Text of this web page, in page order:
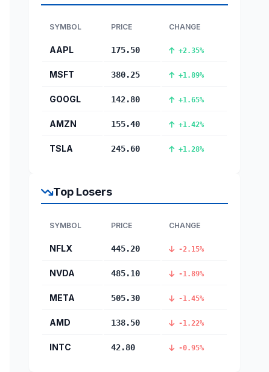
SYMBOL PRICE CHANGE
AAPL 175.50 +2.35%
MSFT 380.25 +1.89%
GOOGL 142.80 +1.65%
AMZN 155.40 +1.42%
TSLA 245.60 +1.28%
Top Losers
SYMBOL PRICE CHANGE
NFLX 445.20 -2.15%
NVDA 485.10 -1.89%
META 505.30 -1.45%
AMD 138.50 -1.22%
INTC 42.80 -0.95%